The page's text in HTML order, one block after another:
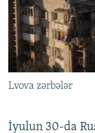
Lvova zərbələr
İyulun 30-da